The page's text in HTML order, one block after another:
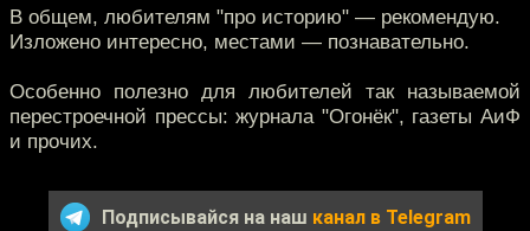
В общем, любителям "про историю" — рекомендую.
Изложено интересно, местами — познавательно.
Особенно полезно для любителей так называемой
перестроечной прессы: журнала "Огонёк", газеты АиФ
и прочих.
Подписывайся на наш канал в Telegram